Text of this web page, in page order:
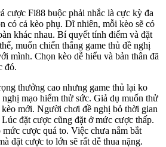
cược Fi88 buộc phải nhắc là cực kỳ đa
có cả kèo phụ. Dĩ nhiên, mỗi kèo sẽ có
khác nhau. Bí quyết tính điểm và đặt
muốn chiến thắng game thủ đề nghị
mình. Chọn kèo dễ hiểu và bản thân đã
đó.
thưởng cao nhưng game thủ lại ko
mạo hiểm thử sức. Giả dụ muốn thử
mới. Người chơi đề nghị bỏ thời gian
đặt cược cũng đặt ở mức cược thấp.
cược quá to. Việc chưa nắm bắt
đặt cược to lớn sẽ rất dễ thua nặng.